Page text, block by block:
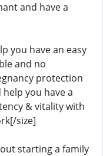
and have a
you have an easy
and no
protection
you have a
& vitality with
size]
starting a family